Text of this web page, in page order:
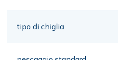
tipo di chiglia